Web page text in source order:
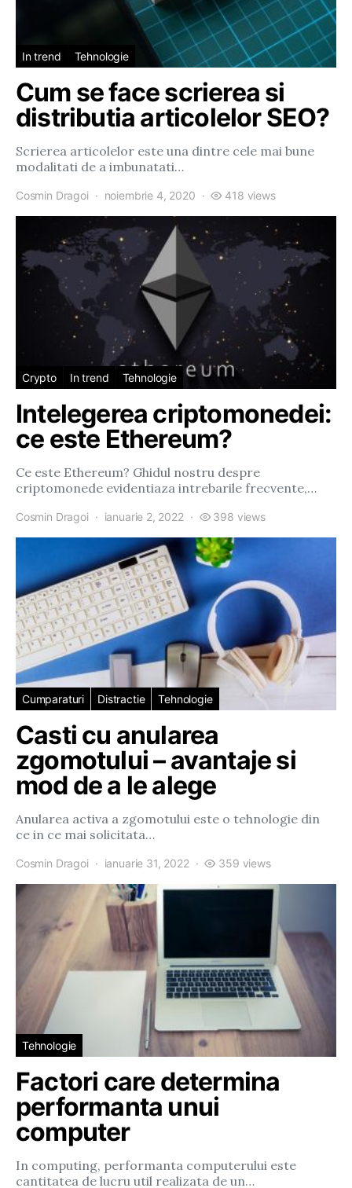
In trend Tehnologie
Cum se face scrierea si
distributia articolelor SEO?
Scrierea articolelor este una dintre cele mai bune
modalitati de a imbunatati…
Cosmin Dragoi noiembrie 4, 2020 418 views
Crypto In trend Tehnologie
Intelegerea criptomonedei:
ce este Ethereum?
Ce este Ethereum? Ghidul nostru despre
criptomonede evidentiaza intrebarile frecvente,…
Cosmin Dragoi ianuarie 2, 2022 398 views
Cumparaturi Distractie Tehnologie
Casti cu anularea
zgomotului – avantaje si
mod de a le alege
Anularea activa a zgomotului este o tehnologie din
ce in ce mai solicitata…
Cosmin Dragoi ianuarie 31, 2022 359 views
Tehnologie
Factori care determina
performanta unui
computer
In computing, performanta computerului este
cantitatea de lucru util realizata de un…